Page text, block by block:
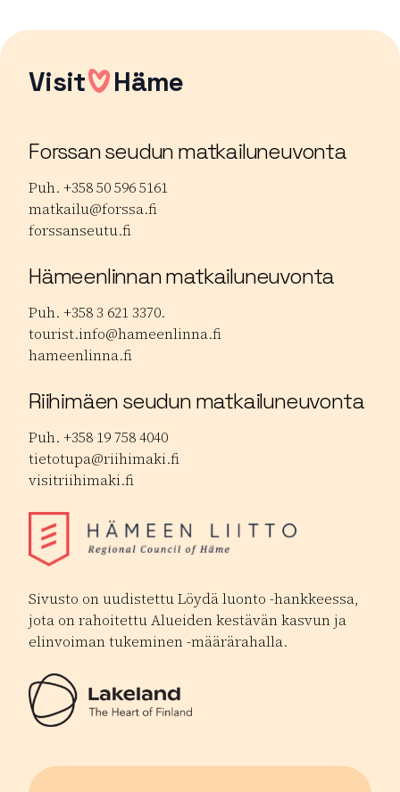
Visit Häme
Forssan seudun matkailuneuvonta
Puh. +358 50 596 5161
matkailu@forssa.fi
forssanseutu.fi
Hämeenlinnan matkailuneuvonta
Puh. +358 3 621 3370.
tourist.info@hameenlinna.fi
hameenlinna.fi
Riihimäen seudun matkailuneuvonta
Puh. +358 19 758 4040
tietotupa@riihimaki.fi
visitriihimaki.fi
Sivusto on uudistettu Löydä luonto -hankkeessa,
jota on rahoitettu Alueiden kestävän kasvun ja
elinvoiman tukeminen -määrärahalla.